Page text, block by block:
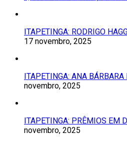
ITAPETINGA: RODRIGO
17 novembro, 2025
ITAPETINGA: ANA
novembro, 2025
ITAPETINGA: PRÊMIOS EM
novembro, 2025